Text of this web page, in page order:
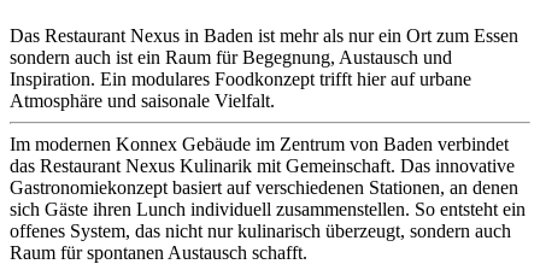
Das Restaurant Nexus in Baden ist mehr als nur ein Ort zum Essen
sondern auch ist ein Raum für Begegnung, Austausch und
Inspiration. Ein modulares Foodkonzept trifft hier auf urbane
Atmosphäre und saisonale Vielfalt.
Im modernen Konnex Gebäude im Zentrum von Baden verbindet
das Restaurant Nexus Kulinarik mit Gemeinschaft. Das innovative
Gastronomiekonzept basiert auf verschiedenen Stationen, an denen
sich Gäste ihren Lunch individuell zusammenstellen. So entsteht ein
offenes System, das nicht nur kulinarisch überzeugt, sondern auch
Raum für spontanen Austausch schafft.